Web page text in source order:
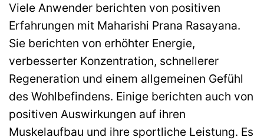
Viele Anwender berichten von positiven
Erfahrungen mit Maharishi Prana Rasayana.
Sie berichten von erhöhter Energie,
verbesserter Konzentration, schnellerer
Regeneration und einem allgemeinen Gefühl
des Wohlbefindens. Einige berichten auch von
positiven Auswirkungen auf ihren
Muskelaufbau und ihre sportliche Leistung. Es